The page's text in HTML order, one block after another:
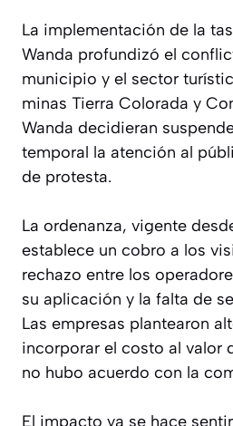
La implementación de la
Wanda profundizó el
municipio y el sector
minas Tierra Colorada y
Wanda decidieran
temporal la atención al
de protesta.
La ordenanza, vigente
establece un cobro a los
rechazo entre los
su aplicación y la falta de
Las empresas plantearon
incorporar el costo al valor
no hubo acuerdo con la
El impacto ya se hace